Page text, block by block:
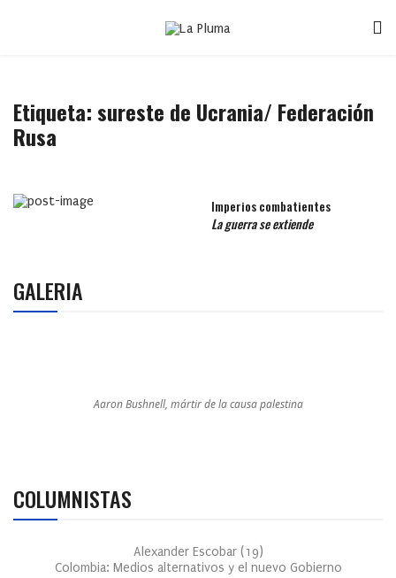
Etiqueta:sureste de Ucrania/ Federación
Rusa
Imperios combatientes
La guerra se extiende
GALERIA
Aaron Bushnell, mártir de la causa palestina
COLUMNISTAS
Alexander Escobar (19)
Colombia: Medios alternativos y el nuevo Gobierno